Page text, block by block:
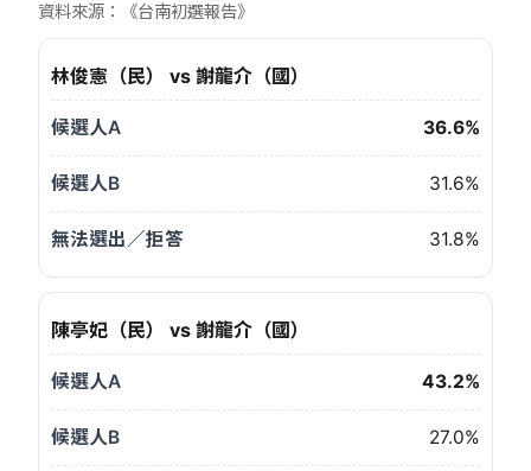
資料來源：《台南初選報告》
對比組合
候選人A
候選人B
無法選出／拒答
林俊憲（民） vs 謝龍介（國）
36.6%
31.6%
31.8%
陳亭妃（民） vs 謝龍介（國）
43.2%
27.0%